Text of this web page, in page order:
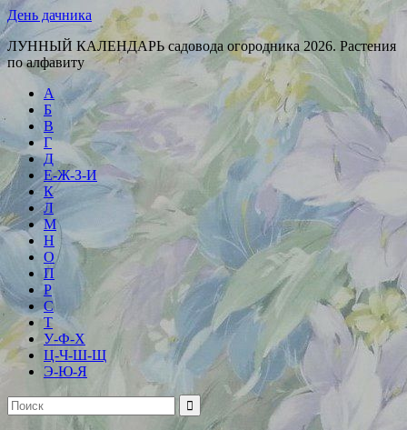
День дачника
ЛУННЫЙ КАЛЕНДАРЬ садовода огородника 2026. Растения
по алфавиту
А
Б
В
Г
Д
Е-Ж-З-И
К
Л
М
Н
О
П
Р
С
Т
У-Ф-Х
Ц-Ч-Ш-Щ
Э-Ю-Я